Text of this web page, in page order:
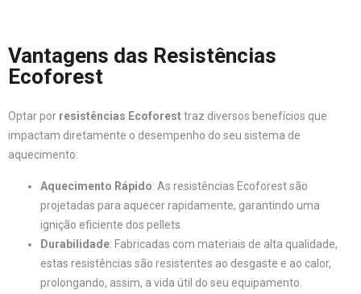
Vantagens das Resistências
Ecoforest
Optar por resistências Ecoforesttraz diversos benefícios que
impactam diretamente o desempenho do seu sistema de
aquecimento:
Aquecimento Rápido: As resistências Ecoforest são
projetadas para aquecer rapidamente, garantindo uma
ignição eficiente dos pellets.
Durabilidade: Fabricadas com materiais de alta qualidade,
estas resistências são resistentes ao desgaste e ao calor,
prolongando, assim, a vida útil do seu equipamento.